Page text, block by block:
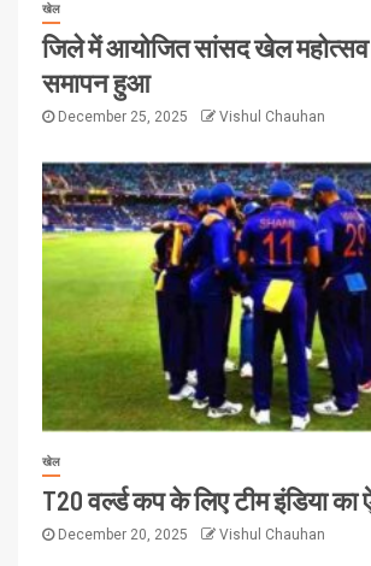
खेल
जिले में आयोजित सांसद खेल
समापन हुआ
December 25, 2025 Vishul Chauhan
खेल
T20 वर्ल्ड कप के लिए टीम इंडिया का
December 20, 2025 Vishul Chauhan